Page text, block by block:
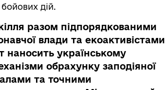
бойових дій.
разом підпорядкованими
влади та екоактивістами
наносить українському
обрахунку заподіяної
та точними